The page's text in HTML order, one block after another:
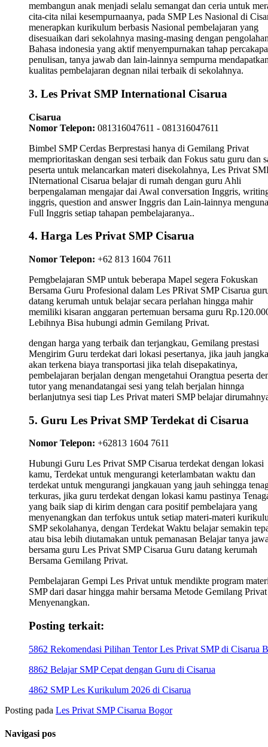
membangun anak menjadi selalu semangat dan ceria untuk
cita-cita nilai kesempurnaanya, pada SMP Les Nasional di
menerapkan kurikulum berbasis Nasional pembelajaran yang
disesuaikan dari sekolahnya masing-masing dengan
Bahasa indonesia yang aktif menyempurnakan tahap
penulisan, tanya jawab dan lain-lainnya sempurna
kualitas pembelajaran degnan nilai terbaik di sekolahnya.
3. Les Privat SMP International Cisarua
Cisarua
Nomor Telepon: 081316047611 - 081316047611
Bimbel SMP Cerdas Berprestasi hanya di Gemilang Privat
memprioritaskan dengan sesi terbaik dan Fokus satu guru dan
peserta untuk melancarkan materi disekolahnya, Les Privat
INternational Cisarua belajar di rumah dengan guru Ahli
berpengalaman mengajar dai Awal conversation Inggris,
inggris, question and answer Inggris dan Lain-lainnya
Full Inggris setiap tahapan pembelajaranya..
4. Harga Les Privat SMP Cisarua
Nomor Telepon: +62 813 1604 7611
Pemgbelajaran SMP untuk beberapa Mapel segera Fokuskan
Bersama Guru Profesional dalam Les PRivat SMP Cisarua
datang kerumah untuk belajar secara perlahan hingga mahir
memiliki kisaran anggaran pertemuan bersama guru
Lebihnya Bisa hubungi admin Gemilang Privat.
dengan harga yang terbaik dan terjangkau, Gemilang prestasi
Mengirim Guru terdekat dari lokasi pesertanya, jika jauh
akan terkena biaya transportasi jika telah disepakatinya,
pembelajaran berjalan dengan mengetahui Orangtua peserta
tutor yang menandatangai sesi yang telah berjalan hinnga
berlanjutnya sesi tiap Les Privat materi SMP belajar
5. Guru Les Privat SMP Terdekat di Cisarua
Nomor Telepon: +62813 1604 7611
Hubungi Guru Les Privat SMP Cisarua terdekat dengan lokasi
kamu, Terdekat untuk mengurangi keterlambatan waktu dan
terdekat untuk mengurangi jangkauan yang jauh sehingga
terkuras, jika guru terdekat dengan lokasi kamu pastinya
yang baik siap di kirim dengan cara positif pembelajara yang
menyenangkan dan terfokus untuk setiap materi-materi
SMP sekolahanya, dengan Terdekat Waktu belajar semakin
atau bisa lebih diutamakan untuk pemanasan Belajar tanya
bersama guru Les Privat SMP Cisarua Guru datang kerumah
Bersama Gemilang Privat.
Pembelajaran Gempi Les Privat untuk mendikte program
SMP dari dasar hingga mahir bersama Metode Gemilang Privat
Menyenangkan.
Posting terkait:
5862 Rekomendasi Pilihan Tentor Les Privat SMP di Cisarua
8862 Belajar SMP Cepat dengan Guru di Cisarua
4862 SMP Les Kurikulum 2026 di Cisarua
Posting pada Les Privat SMP Cisarua Bogor
Navigasi pos